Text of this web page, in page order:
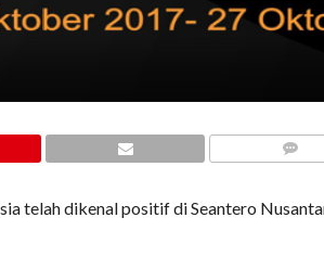
telah dikenal positif di Seantero